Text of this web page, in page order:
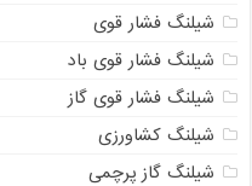
شیلنگ فشار قوی
شیلنگ فشار قوی باد
شیلنگ فشار قوی گاز
شیلنگ کشاورزی
شیلنگ گاز پرچمی